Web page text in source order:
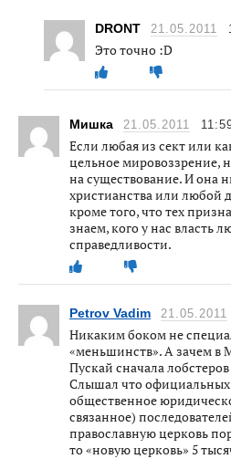
DRONT 21.05.2011
Это точно :D
Мишка 21.05.2011
Если любая из сект или
цельное мировоззрение,
на существование. И она
христианства или любой
кроме того, что тех
знаем, кого у нас власть
справедливости.
Petrov Vadim 21.05.2011
Никаким боком не
«меньшинств». А зачем в
Пускай сначала лобстеров
Слышал что официальных
общественное
связанное)
православную церковь
то «новую церковь» 5